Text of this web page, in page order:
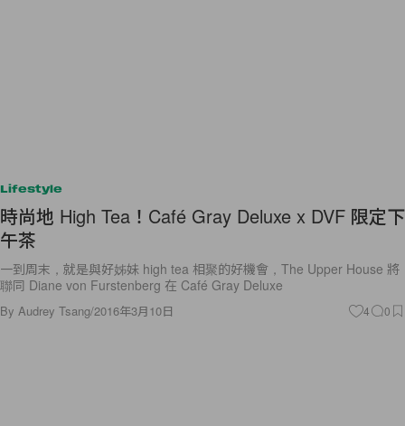
Lifestyle
時尚地 High Tea！Café Gray Deluxe x DVF 限定下
午茶
一到周末，就是與好姊妹 high tea 相聚的好機會，The Upper House 將
聯同 Diane von Furstenberg 在 Café Gray Deluxe
By Audrey Tsang/2016年3月10日 4 0